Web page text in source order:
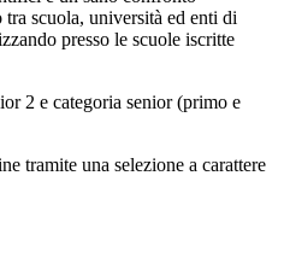
scuola, università ed enti di
presso le scuole iscritte
2 e categoria senior (primo e
tramite una selezione a carattere